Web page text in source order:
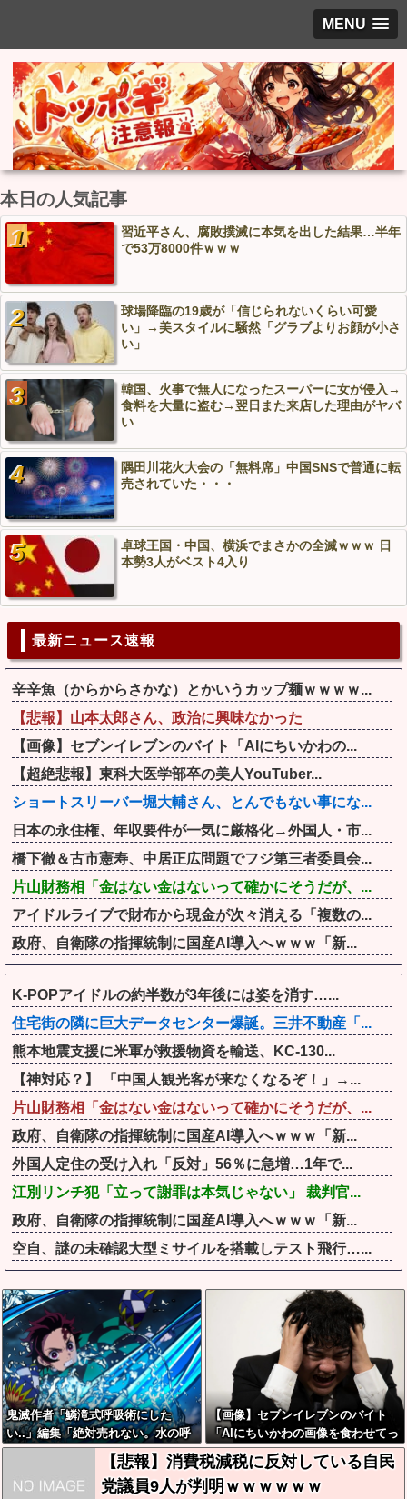
MENU
本日の人気記事
習近平さん、腐敗撲滅に本気を出した結果…半年
で53万8000件ｗｗｗ
球場降臨の19歳が「信じられないくらい可愛
い」→美スタイルに騒然「グラブよりお顔が小さ
い」
韓国、火事で無人になったスーパーに女が侵入→
食料を大量に盗む→翌日また来店した理由がヤバ
い
隅田川花火大会の「無料席」中国SNSで普通に転
売されていた・・・
卓球王国・中国、横浜でまさかの全滅ｗｗｗ 日
本勢3人がベスト4入り
最新ニュース速報
辛辛魚（からからさかな）とかいうカップ麺ｗｗｗｗ...
【悲報】山本太郎さん、政治に興味なかった
【画像】セブンイレブンのバイト「AIにちいかわの...
【超絶悲報】東科大医学部卒の美人YouTuber...
ショートスリーバー堀大輔さん、とんでもない事にな...
日本の永住権、年収要件が一気に厳格化→外国人・市...
橋下徹＆古市憲寿、中居正広問題でフジ第三者委員会...
片山財務相「金はない金はないって確かにそうだが、...
アイドルライブで財布から現金が次々消える「複数の...
政府、自衛隊の指揮統制に国産AI導入へｗｗｗ「新...
K-POPアイドルの約半数が3年後には姿を消す…...
住宅街の隣に巨大データセンター爆誕。三井不動産「...
熊本地震支援に米軍が救援物資を輸送、KC-130...
【神対応？】 「中国人観光客が来なくなるぞ！」→...
片山財務相「金はない金はないって確かにそうだが、...
政府、自衛隊の指揮統制に国産AI導入へｗｗｗ「新...
外国人定住の受け入れ「反対」56％に急増…1年で...
江別リンチ犯「立って謝罪は本気じゃない」 裁判官...
政府、自衛隊の指揮統制に国産AI導入へｗｗｗ「新...
空自、謎の未確認大型ミサイルを搭載しテスト飛行…...
鬼滅作者「鱗滝式呼吸術にした
い..」編集「絶対売れない。水の呼
吸にしましょう」
【画像】セブンイレブンのバイト
「AIにちいかわの画像を食わせてっ
と………できた！」→とんでもない
ものが出来上がってしまうw w w w
w
【悲報】消費税減税に反対している自民
党議員9人が判明ｗｗｗｗｗｗ